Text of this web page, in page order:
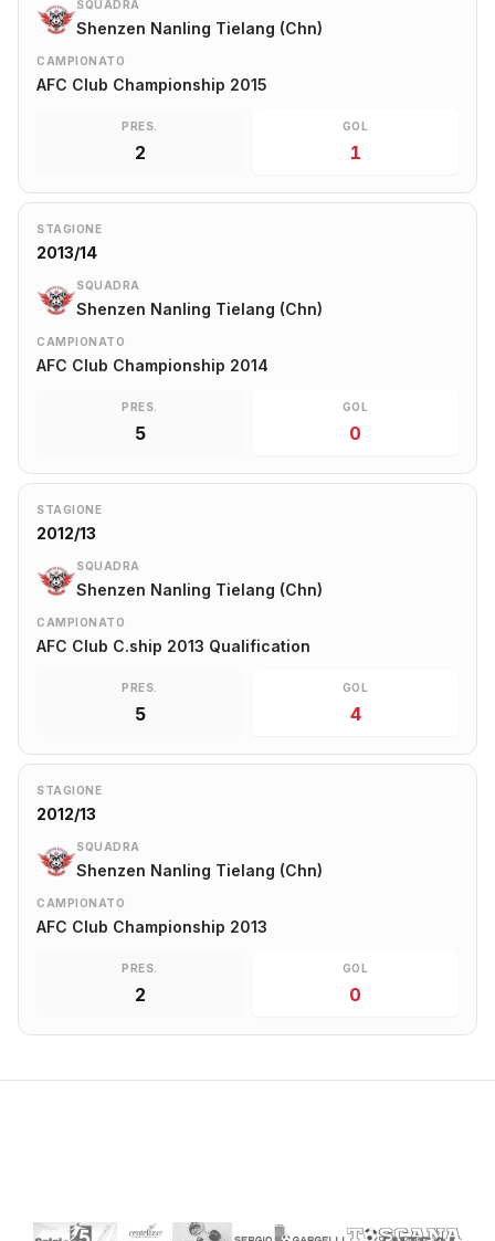
SQUADRA
Shenzen Nanling Tielang (Chn)
CAMPIONATO
AFC Club Championship 2015
PRES.
2
GOL
1
STAGIONE
2013/14
SQUADRA
Shenzen Nanling Tielang (Chn)
CAMPIONATO
AFC Club Championship 2014
PRES.
5
GOL
0
STAGIONE
2012/13
SQUADRA
Shenzen Nanling Tielang (Chn)
CAMPIONATO
AFC Club C.ship 2013 Qualification
PRES.
5
GOL
4
STAGIONE
2012/13
SQUADRA
Shenzen Nanling Tielang (Chn)
CAMPIONATO
AFC Club Championship 2013
PRES.
2
GOL
0